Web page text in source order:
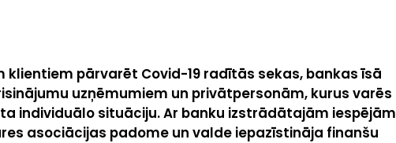
klientiem pārvarēt Covid-19 radītās sekas, bankas īsā
uzņēmumiem un privātpersonām, kurus varēs
individuālo situāciju. Ar banku izstrādātajām iespējām
asociācijas padome un valde iepazīstināja finanšu